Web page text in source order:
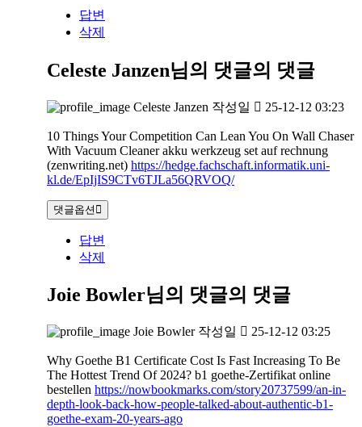
답변
삭제
Celeste Janzen님의 댓글의 댓글
Celeste Janzen 작성일 25-12-12 03:23
10 Things Your Competition Can Lean You On Wall Chaser
With Vacuum Cleaner akku werkzeug set auf rechnung
(zenwriting.net) https://hedge.fachschaft.informatik.uni-
kl.de/EpIjIS9CTv6TJLa56QRVOQ/
댓글옵션
답변
삭제
Joie Bowler님의 댓글의 댓글
Joie Bowler 작성일 25-12-12 03:25
Why Goethe B1 Certificate Cost Is Fast Increasing To Be
The Hottest Trend Of 2024? b1 goethe-Zertifikat online
bestellen https://nowbookmarks.com/story20737599/an-in-
depth-look-back-how-people-talked-about-authentic-b1-
goethe-exam-20-years-ago